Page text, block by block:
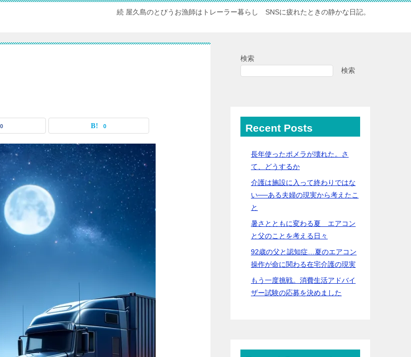
続 屋久島のとびうお漁師はトレーラー暮らし SNSに疲れたときの静かな日記。
0 0
検索
検索
Recent Posts
長年使ったポメラが壊れた。さ
て、どうするか
介護は施設に入って終わりではな
い──ある夫婦の現実から考えたこ
と
暑さとともに変わる夏 エアコン
と父のことを考える日々
92歳の父と認知症…夏のエアコン
操作が命に関わる在宅介護の現実
もう一度挑戦。消費生活アドバイ
ザー試験の応募を決めました